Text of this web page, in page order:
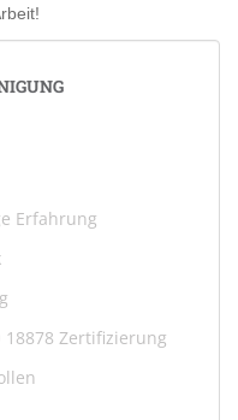
Erfahrung
18878 Zertifizierung